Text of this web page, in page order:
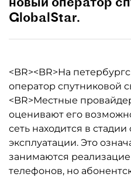
GlobalStar.
<BR><BR>На
оператор спутниковой
<BR>Местные
оценивают его
сеть находится в
эксплуатации. Это
занимаются
телефонов, но